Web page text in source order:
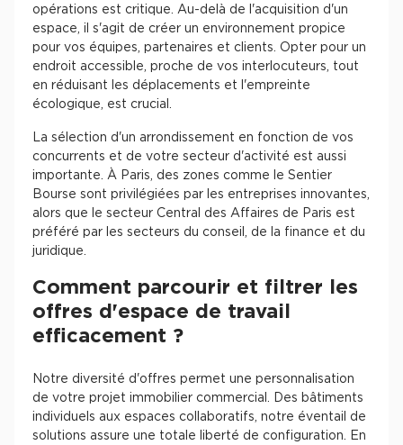
opérations est critique. Au-delà de l'acquisition d'un
espace, il s'agit de créer un environnement propice
pour vos équipes, partenaires et clients. Opter pour un
endroit accessible, proche de vos interlocuteurs, tout
en réduisant les déplacements et l'empreinte
écologique, est crucial.
La sélection d'un arrondissement en fonction de vos
concurrents et de votre secteur d'activité est aussi
importante. À Paris, des zones comme le Sentier
Bourse sont privilégiées par les entreprises innovantes,
alors que le secteur Central des Affaires de Paris est
préféré par les secteurs du conseil, de la finance et du
juridique.
Comment parcourir et filtrer les
offres d'espace de travail
efficacement ?
Notre diversité d'offres permet une personnalisation
de votre projet immobilier commercial. Des bâtiments
individuels aux espaces collaboratifs, notre éventail de
solutions assure une totale liberté de configuration. En